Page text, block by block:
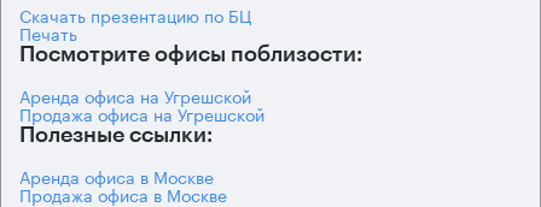
Скачать презентацию по БЦ
Печать
Посмотрите офисы поблизости:
Аренда офиса на Угрешской
Продажа офиса на Угрешской
Полезные ссылки:
Аренда офиса в Москве
Продажа офиса в Москве